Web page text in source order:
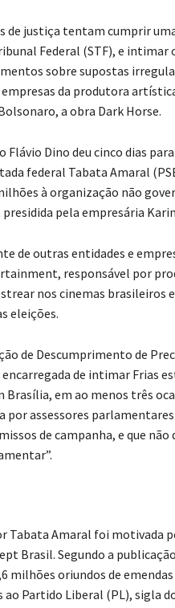
de justiça tentam cumprir
Federal (STF), e intimar
sobre supostas
da produtora
a obra Dark Horse.
Flávio Dino deu cinco dias
federal Tabata Amaral
à organização não
pela empresária
de outras entidades e
responsável por
nos cinemas brasileiros
eleições.
de Descumprimento de
de intimar Frias
Brasília, em ao menos três
por assessores
de campanha, e que
Tabata Amaral foi motivada
Brasil. Segundo a
milhões oriundos de
Partido Liberal (PL), sigla